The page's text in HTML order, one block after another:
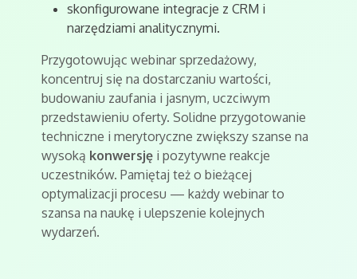
skonfigurowane integracje z CRM i
narzędziami analitycznymi.
Przygotowując webinar sprzedażowy,
koncentruj się na dostarczaniu wartości,
budowaniu zaufania i jasnym, uczciwym
przedstawieniu oferty. Solidne przygotowanie
techniczne i merytoryczne zwiększy szanse na
wysoką konwersję i pozytywne reakcje
uczestników. Pamiętaj też o bieżącej
optymalizacji procesu — każdy webinar to
szansa na naukę i ulepszenie kolejnych
wydarzeń.